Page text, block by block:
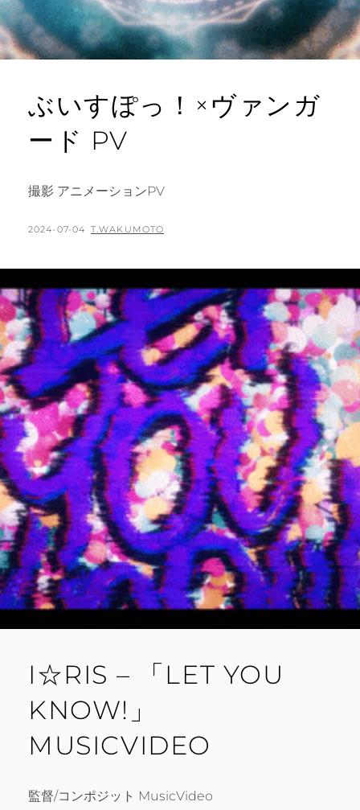
ぶいすぽっ！×ヴァンガ
ード PV
撮影 アニメーションPV
POSTED
2024-07-04 BY
T.WAKUMOTO
I☆RIS – 「LET YOU
KNOW!」
MUSICVIDEO
監督/コンポジット MusicVideo